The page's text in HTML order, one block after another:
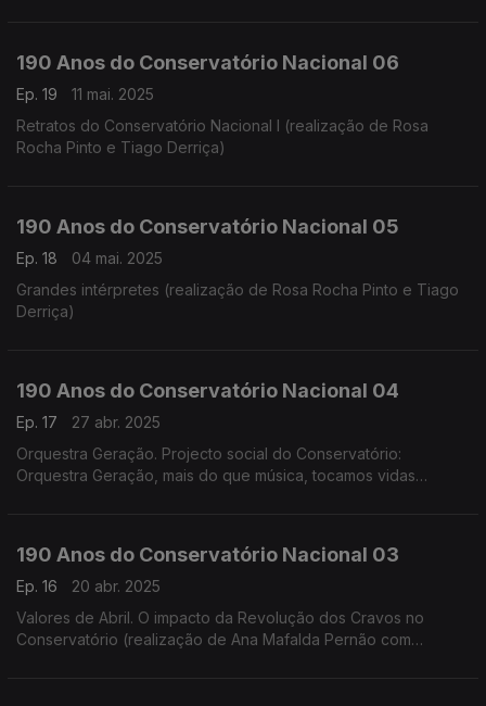
190 Anos do Conservatório Nacional 06
Ep. 19
11 mai. 2025
Retratos do Conservatório Nacional I (realização de Rosa
Rocha Pinto e Tiago Derriça)
190 Anos do Conservatório Nacional 05
Ep. 18
04 mai. 2025
Grandes intérpretes (realização de Rosa Rocha Pinto e Tiago
Derriça)
190 Anos do Conservatório Nacional 04
Ep. 17
27 abr. 2025
Orquestra Geração. Projecto social do Conservatório:
Orquestra Geração, mais do que música, tocamos vidas
190 Anos do Conservatório Nacional 03
Ep. 16
20 abr. 2025
Valores de Abril. O impacto da Revolução dos Cravos no
Conservatório (realização de Ana Mafalda Pernão com